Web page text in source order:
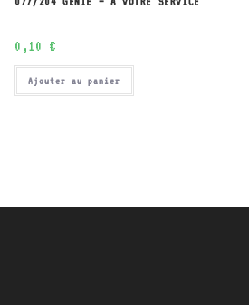
0,10 €
Ajouter au panier